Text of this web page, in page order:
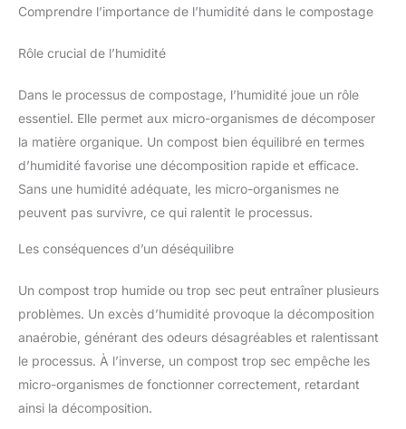
Comprendre l’importance de l’humidité dans le compostage
Rôle crucial de l’humidité
Dans le processus de compostage, l’humidité joue un rôle
essentiel. Elle permet aux micro-organismes de décomposer
la matière organique. Un compost bien équilibré en termes
d’humidité favorise une décomposition rapide et efficace.
Sans une humidité adéquate, les micro-organismes ne
peuvent pas survivre, ce qui ralentit le processus.
Les conséquences d’un déséquilibre
Un compost trop humide ou trop sec peut entraîner plusieurs
problèmes. Un excès d’humidité provoque la décomposition
anaérobie, générant des odeurs désagréables et ralentissant
le processus. À l’inverse, un compost trop sec empêche les
micro-organismes de fonctionner correctement, retardant
ainsi la décomposition.